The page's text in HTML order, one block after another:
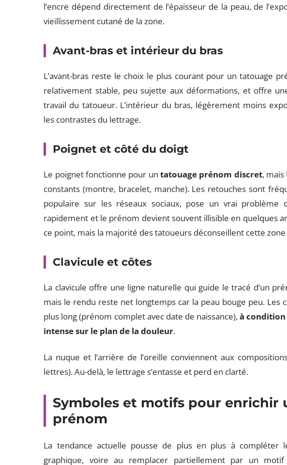
l’encre dépend directement de l’épaisseur de la peau, de
vieillissement cutané de la zone.
Avant-bras et intérieur du bras
L’avant-bras reste le choix le plus courant pour un tatouage
relativement stable, peu sujette aux déformations, et offre
travail du tatoueur. L’intérieur du bras, légèrement moins
les contrastes du lettrage.
Poignet et côté du doigt
Le poignet fonctionne pour un tatouage prénom discret,
constants (montre, bracelet, manche). Les retouches sont
populaire sur les réseaux sociaux, pose un vrai problème
rapidement et le prénom devient souvent illisible en quelques
ce point, mais la majorité des tatoueurs déconseillent cette
Clavicule et côtes
La clavicule offre une ligne naturelle qui guide le tracé d’un
mais le rendu reste net longtemps car la peau bouge peu. Les
plus long (prénom complet avec date de naissance), à condition
intense sur le plan de la douleur.
La nuque et l’arrière de l’oreille conviennent aux
lettres). Au-delà, le lettrage s’entasse et perd en clarté.
Symboles et motifs pour enrichir
prénom
La tendance actuelle pousse de plus en plus à compléter
graphique, voire au remplacer partiellement par un